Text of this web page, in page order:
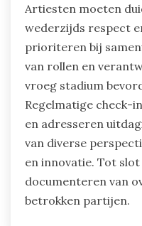
Artiesten moeten
wederzijds respect
prioriteren bij
van rollen en
vroeg stadium
Regelmatige check-
en adresseren
van diverse
en innovatie. Tot
documenteren van
betrokken partijen.